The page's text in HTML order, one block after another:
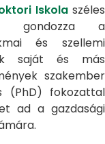
Iskolaszéles
gondozza a
és szellemi
saját és más
szakember
(PhD) fokozattal
ad a gazdasági